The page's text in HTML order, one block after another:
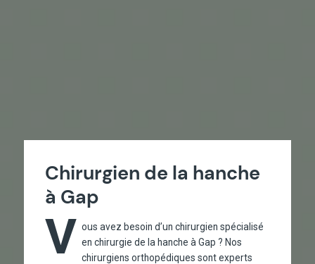
Chirurgien de la hanche
à Gap
V ous avez besoin d’un chirurgien spécialisé
en chirurgie de la hanche à Gap ? Nos
chirurgiens orthopédiques sont experts